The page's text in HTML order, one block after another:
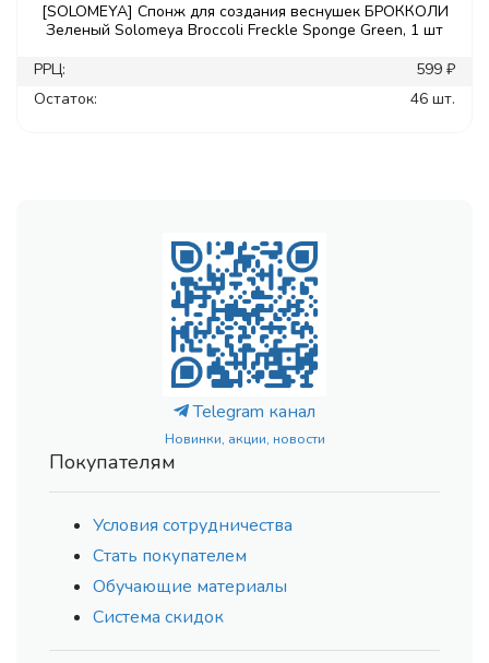
[SOLOMEYA] Спонж для создания веснушек БРОККОЛИ
Зеленый Solomeya Broccoli Freckle Sponge Green, 1 шт
РРЦ:
599 ₽
Остаток:
46 шт.
Telegram канал
Новинки, акции, новости
Покупателям
Условия сотрудничества
Стать покупателем
Обучающие материалы
Система скидок